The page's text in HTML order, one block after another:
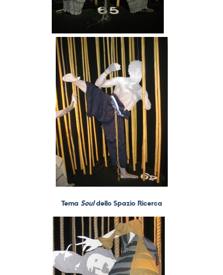
Tema Souldello Spazio Ricerca